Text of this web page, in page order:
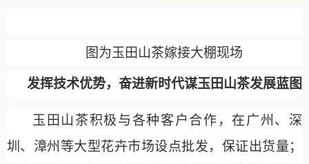
图为玉田山茶嫁接大棚现场
发挥技术优势，奋进新时代谋玉田山茶发展蓝图
玉田山茶积极与各种客户合作，在广州、深
圳、漳州等大型花卉市场设点批发，保证出货量；